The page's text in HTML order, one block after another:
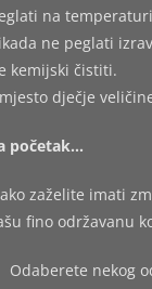
na
ne peglati
kemijski čistiti.
dječje
početak…
zaželite imati
fino održavanu
Odaberete nekog